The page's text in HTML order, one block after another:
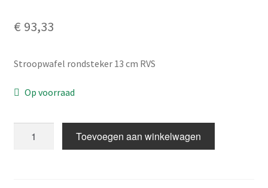
€ 93,33
Stroopwafel rondsteker 13 cm RVS
Op voorraad
Toevoegen aan winkelwagen